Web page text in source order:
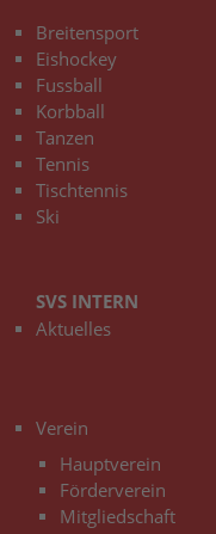
Breitensport
Eishockey
Fussball
Korbball
Tanzen
Tennis
Tischtennis
Ski
SVS INTERN
Aktuelles
Verein
Hauptverein
Förderverein
Mitgliedschaft